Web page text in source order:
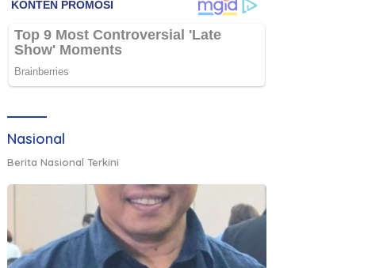
Nasional
Berita Nasional Terkini